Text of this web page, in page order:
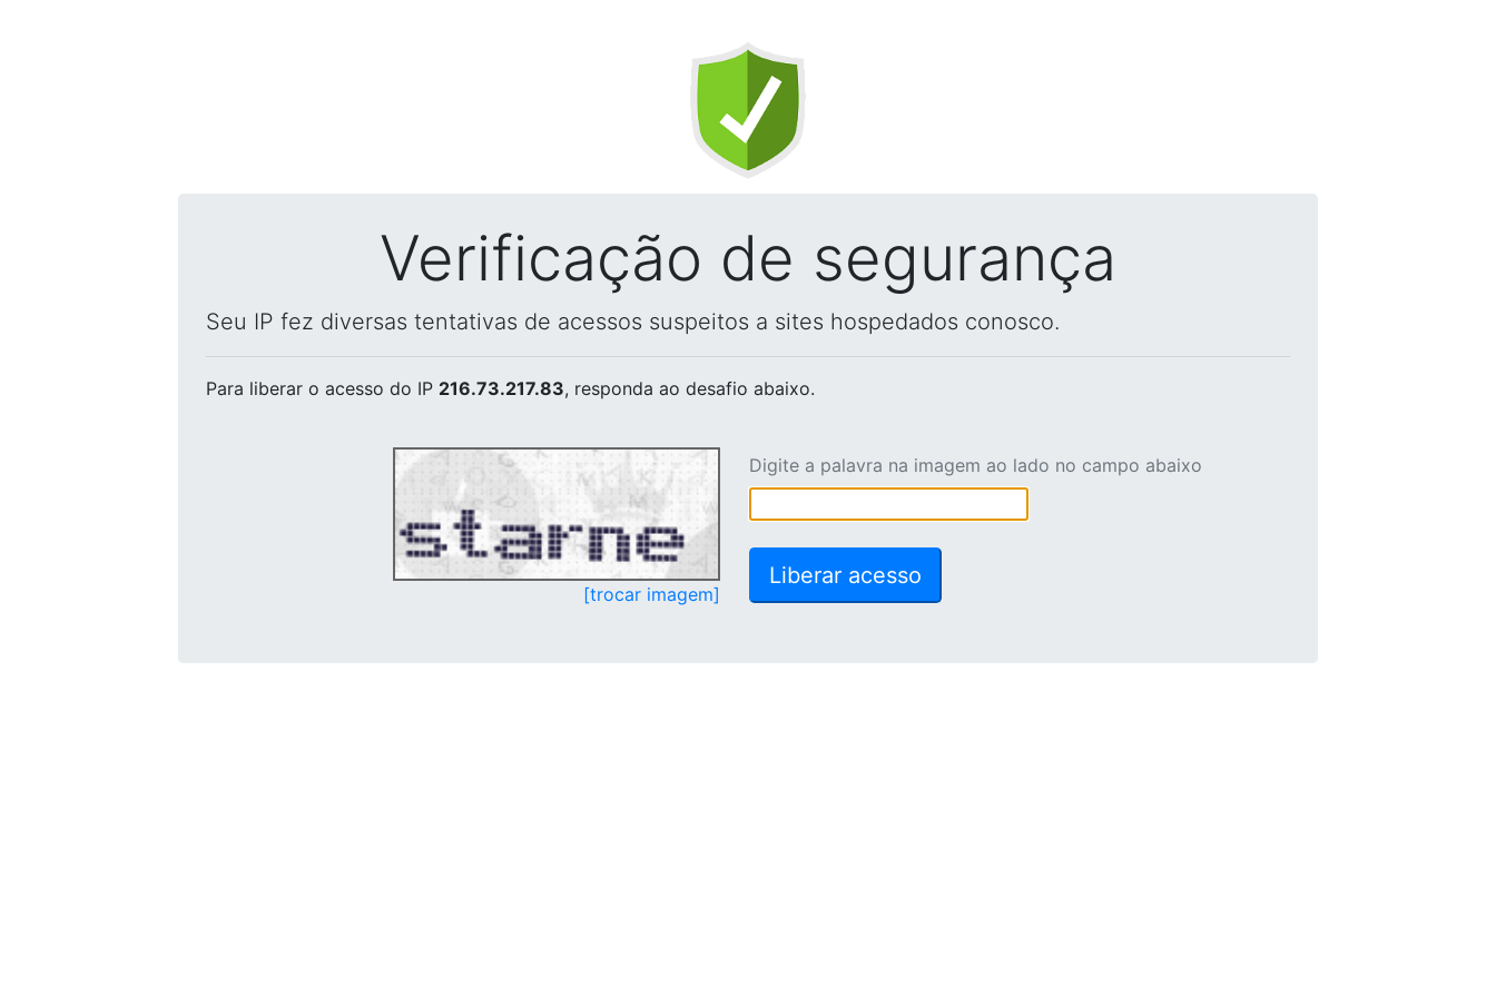
Verificação de segurança
Seu IP fez diversas tentativas de acessos suspeitos a sites hospedados conosco.
Para liberar o acesso do IP 216.73.217.83, responda ao desafio abaixo.
[trocar imagem]
Digite a palavra na imagem ao lado no campo abaixo